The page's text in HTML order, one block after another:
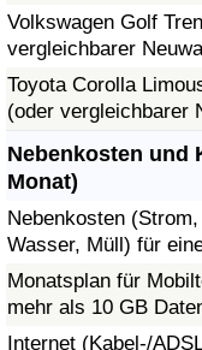
Volkswagen Golf
vergleichbarer
Toyota Corolla
(oder vergleichbarer
Nebenkosten und
Monat)
Nebenkosten
Wasser, Müll) für
Monatsplan für
mehr als 10 GB
Internet (Kabel-/